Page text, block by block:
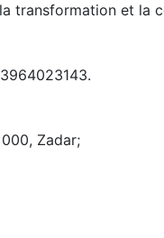
la transformation et
Zadar;